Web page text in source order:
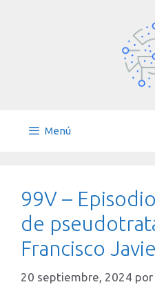
Menú
99V –
de
Francisco
20 septiembre, 2024 por